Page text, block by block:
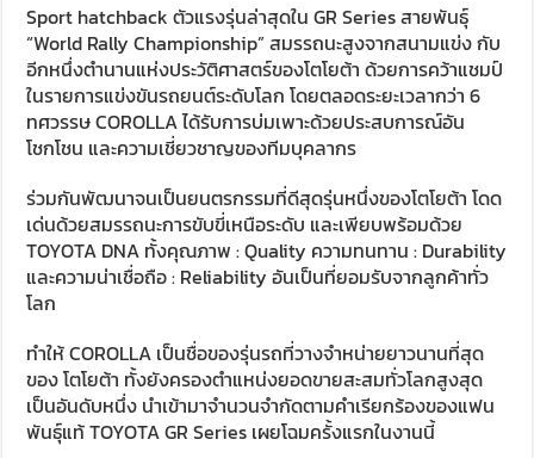
Sport hatchback ตัวแรงรุ่นล่าสุดใน GR Series สายพันธุ์
“World Rally Championship” สมรรถนะสูงจากสนามแข่ง กับ
อีกหนึ่งตำนานแห่งประวัติศาสตร์ของโตโยต้า ด้วยการคว้าแชมป์
ในรายการแข่งขันรถยนต์ระดับโลก โดยตลอดระยะเวลากว่า 6
ทศวรรษ COROLLA ได้รับการบ่มเพาะด้วยประสบการณ์อัน
โชกโชน และความเชี่ยวชาญของทีมบุคลากร
ร่วมกันพัฒนาจนเป็นยนตรกรรมที่ดีสุดรุ่นหนึ่งของโตโยต้า โดด
เด่นด้วยสมรรถนะการขับขี่เหนือระดับ และเพียบพร้อมด้วย
TOYOTA DNA ทั้งคุณภาพ : Quality ความทนทาน : Durability
และความน่าเชื่อถือ : Reliability อันเป็นที่ยอมรับจากลูกค้าทั่ว
โลก
ทำให้ COROLLA เป็นชื่อของรุ่นรถที่วางจำหน่ายยาวนานที่สุด
ของ โตโยต้า ทั้งยังครองตำแหน่งยอดขายสะสมทั่วโลกสูงสุด
เป็นอันดับหนึ่ง นำเข้ามาจำนวนจำกัดตามคำเรียกร้องของแฟน
พันธุ์แท้ TOYOTA GR Series เผยโฉมครั้งแรกในงานนี้